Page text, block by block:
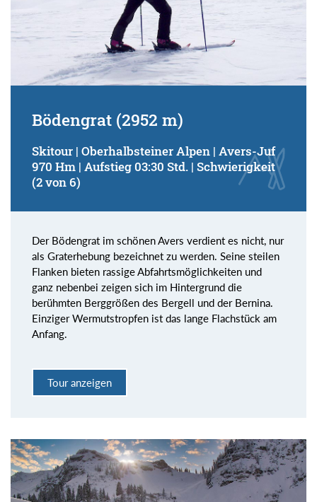
Bödengrat (2952 m)
Skitour | Oberhalbsteiner Alpen | Avers-Juf
970 Hm | Aufstieg 03:30 Std. | Schwierigkeit
(2 von 6)
Der Bödengrat im schönen Avers verdient es nicht, nur
als Graterhebung bezeichnet zu werden. Seine steilen
Flanken bieten rassige Abfahrtsmöglichkeiten und
ganz nebenbei zeigen sich im Hintergrund die
berühmten Berggrößen des Bergell und der Bernina.
Einziger Wermutstropfen ist das lange Flachstück am
Anfang.
Tour anzeigen